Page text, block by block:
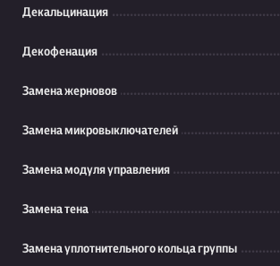
Декальцинация
Декофенация
Замена жерновов
Замена микровыключателей
Замена модуля управления
Замена тена
Замена уплотнительного кольца группы